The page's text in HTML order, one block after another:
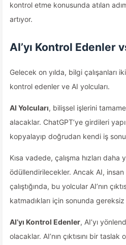
kontrol etme konusunda atılan
artıyor.
AI’yı Kontrol Edenler
Gelecek on yılda, bilgi çalışanları
kontrol edenler ve AI yolcuları.
AI Yolcuları, bilişsel işlerini
alacaklar. ChatGPT’ye girdileri
kopyalayıp doğrudan kendi iş
Kısa vadede, çalışma hızları
ödüllendirilecekler. Ancak AI,
çalıştığında, bu yolcular AI’nın
katmadıkları için sonunda
AI’yı Kontrol Edenler, AI’yı
olacaklar. AI’nın çıktısını bir